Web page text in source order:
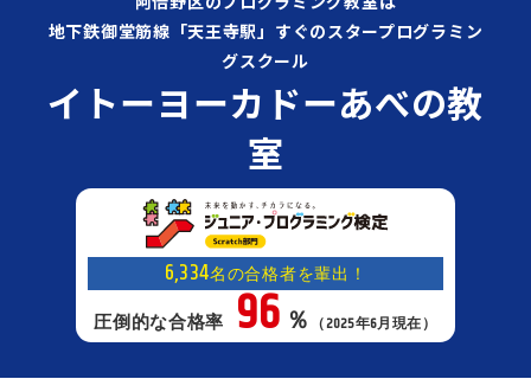
地下鉄御堂筋線「天王寺駅」すぐのスタープログラミン
グスクール
イトーヨーカドーあべの教
室
6,334名の合格者を輩出！
圧倒的な合格率 96 ％ （2025年6月現在）